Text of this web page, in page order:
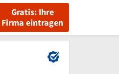
Gratis: Ihre
Firma eintragen